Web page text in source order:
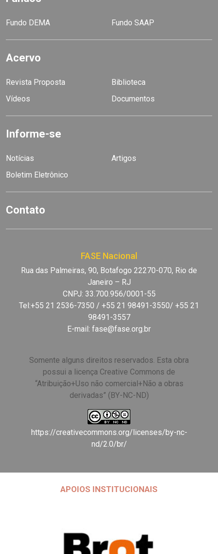
Fundo DEMA Fundo SAAP
Acervo
Revista Proposta
Biblioteca
Vídeos
Documentos
Informe-se
Notícias
Artigos
Boletim Eletrônico
Contato
FASE Nacional
Rua das Palmeiras, 90, Botafogo 22270-070, Rio de
Janeiro – RJ
CNPJ: 33.700.956/0001-55
Tel:+55 21 2536-7350 / +55 21 98491-3550/ +55 21
98491-3557
E-mail: fase@fase.org.br
Somente alguns direitos reservados. Esta obra
possui a licença Creative Commons de
“Atribuição+Uso não comercial+Não a obras
derivadas” (BY-NC-ND)
https://creativecommons.org/licenses/by-nc-
nd/2.0/br/
APOIOS INSTITUCIONAIS